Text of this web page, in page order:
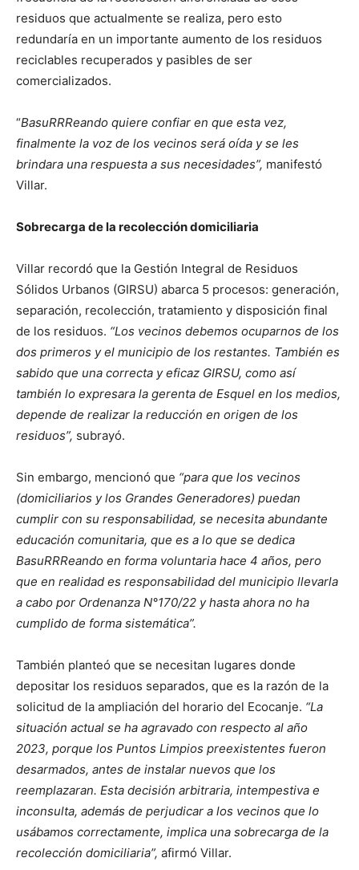
residuos que actualmente se realiza, pero esto
redundaría en un importante aumento de los residuos
reciclables recuperados y pasibles de ser
comercializados.
“BasuRRReando quiere confiar en que esta vez,
finalmente la voz de los vecinos será oída y se les
brindara una respuesta a sus necesidades”, manifestó
Villar.
Sobrecarga de la recolección domiciliaria
Villar recordó que la Gestión Integral de Residuos
Sólidos Urbanos (GIRSU) abarca 5 procesos: generación,
separación, recolección, tratamiento y disposición final
de los residuos. “Los vecinos debemos ocuparnos de los
dos primeros y el municipio de los restantes. También es
sabido que una correcta y eficaz GIRSU, como así
también lo expresara la gerenta de Esquel en los medios,
depende de realizar la reducción en origen de los
residuos”, subrayó.
Sin embargo, mencionó que “para que los vecinos
(domiciliarios y los Grandes Generadores) puedan
cumplir con su responsabilidad, se necesita abundante
educación comunitaria, que es a lo que se dedica
BasuRRReando en forma voluntaria hace 4 años, pero
que en realidad es responsabilidad del municipio llevarla
a cabo por Ordenanza N°170/22 y hasta ahora no ha
cumplido de forma sistemática”.
También planteó que se necesitan lugares donde
depositar los residuos separados, que es la razón de la
solicitud de la ampliación del horario del Ecocanje. “La
situación actual se ha agravado con respecto al año
2023, porque los Puntos Limpios preexistentes fueron
desarmados, antes de instalar nuevos que los
reemplazaran. Esta decisión arbitraria, intempestiva e
inconsulta, además de perjudicar a los vecinos que lo
usábamos correctamente, implica una sobrecarga de la
recolección domiciliaria”, afirmó Villar.